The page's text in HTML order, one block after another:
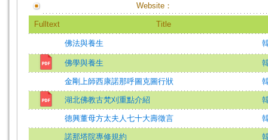
Website：
Fulltext Title
佛法與養生
佛學與養生
金剛上師西康諾那呼圖克圖行狀
湖北佛教古梵刈重點介紹
德興董母方太夫人七十大壽徵言
諾那塔院專修規約